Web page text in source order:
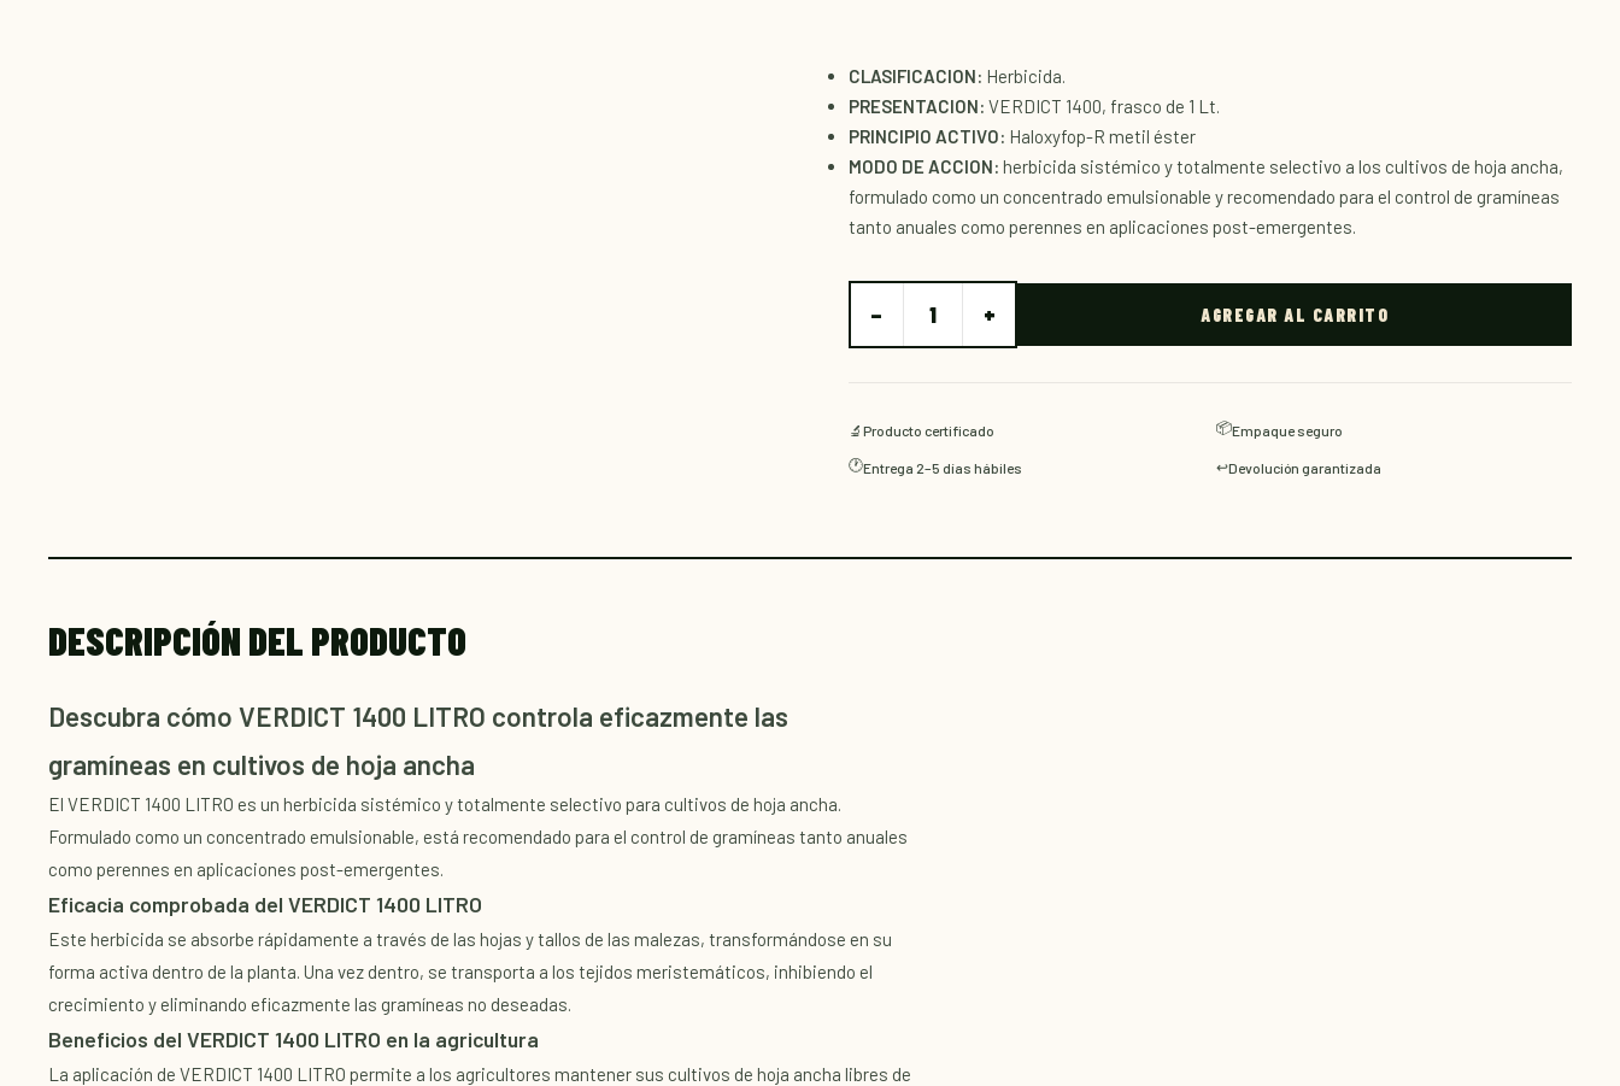
CLASIFICACION: Herbicida.
PRESENTACION: VERDICT 1400, frasco de 1 Lt.
PRINCIPIO ACTIVO: Haloxyfop-R metil éster
MODO DE ACCION: herbicida sistémico y totalmente selectivo a los cultivos de hoja ancha,
formulado como un concentrado emulsionable y recomendado para el control de gramíneas
tanto anuales como perennes en aplicaciones post-emergentes.
− 1 + AGREGAR AL CARRITO
🔬 Producto certificado 📦Empaque seguro
🕐Entrega 2–5 días hábiles ↩️Devolución garantizada
DESCRIPCIÓN DEL PRODUCTO
Descubra cómo VERDICT 1400 LITRO controla eficazmente las
gramíneas en cultivos de hoja ancha
El VERDICT 1400 LITRO es un herbicida sistémico y totalmente selectivo para cultivos de hoja ancha.
Formulado como un concentrado emulsionable, está recomendado para el control de gramíneas tanto anuales
como perennes en aplicaciones post-emergentes.
Eficacia comprobada del VERDICT 1400 LITRO
Este herbicida se absorbe rápidamente a través de las hojas y tallos de las malezas, transformándose en su
forma activa dentro de la planta. Una vez dentro, se transporta a los tejidos meristemáticos, inhibiendo el
crecimiento y eliminando eficazmente las gramíneas no deseadas.
Beneficios del VERDICT 1400 LITRO en la agricultura
La aplicación de VERDICT 1400 LITRO permite a los agricultores mantener sus cultivos de hoja ancha libres de